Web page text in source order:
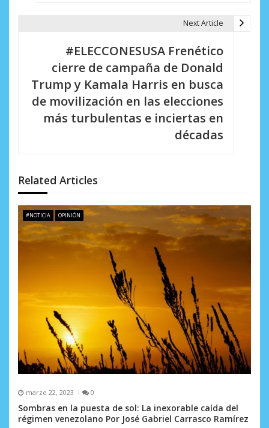
e
n
t
a
d
Next Article
#ELECCONESUSA Frenético
cierre de campaña de Donald
Trump y Kamala Harris en busca
de movilización en las elecciones
más turbulentas e inciertas en
décadas
Related Articles
#NOTICIA OPINIÓN
marzo 22, 2023 0
Sombras en la puesta de sol: La inexorable caída del
régimen venezolano Por José Gabriel Carrasco Ramírez